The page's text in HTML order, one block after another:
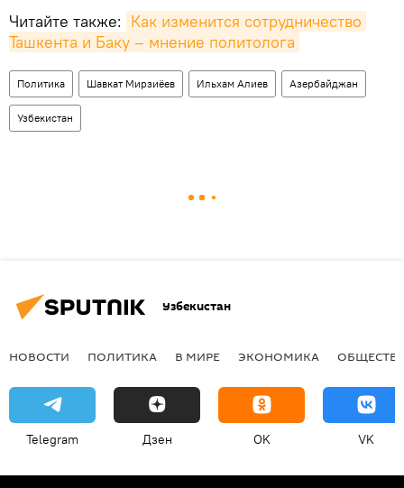
Читайте также: Как изменится сотрудничество
Ташкента и Баку – мнение политолога
Политика Шавкат Мирзиёев Ильхам Алиев Азербайджан
Узбекистан
Узбекистан
НОВОСТИ ПОЛИТИКА В МИРЕ ЭКОНОМИКА
Telegram Дзен OK VK